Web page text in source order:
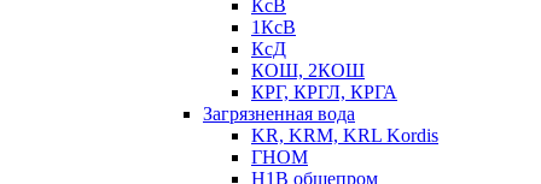
КсВ
1КсВ
КсД
КОШ, 2КОШ
КРГ, КРГЛ, КРГА
Загрязненная вода
KR, KRM, KRL Kordis
ГНОМ
Н1В общепром